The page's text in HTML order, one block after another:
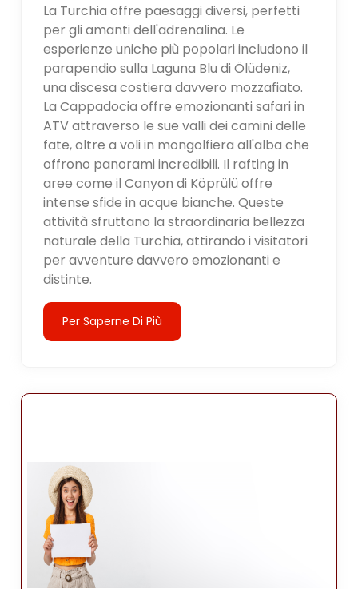
La Turchia offre paesaggi diversi, perfetti
per gli amanti dell'adrenalina. Le
esperienze uniche più popolari includono il
parapendio sulla Laguna Blu di Ölüdeniz,
una discesa costiera davvero mozzafiato.
La Cappadocia offre emozionanti safari in
ATV attraverso le sue valli dei camini delle
fate, oltre a voli in mongolfiera all'alba che
offrono panorami incredibili. Il rafting in
aree come il Canyon di Köprülü offre
intense sfide in acque bianche. Queste
attività sfruttano la straordinaria bellezza
naturale della Turchia, attirando i visitatori
per avventure davvero emozionanti e
distinte.
Per Saperne Di Più